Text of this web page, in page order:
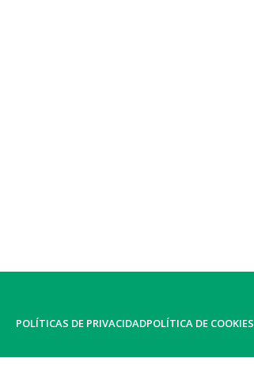
POLÍTICAS DE PRIVACIDADPOLÍTICA DE COOKIES